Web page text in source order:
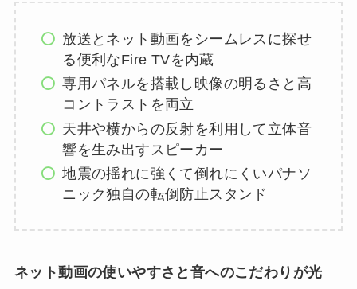
放送とネット動画をシームレスに探せ
る便利なFire TVを内蔵
専用パネルを搭載し映像の明るさと高
コントラストを両立
天井や横からの反射を利用して立体音
響を生み出すスピーカー
地震の揺れに強くて倒れにくいパナソ
ニック独自の転倒防止スタンド
ネット動画の使いやすさと音へのこだわりが光